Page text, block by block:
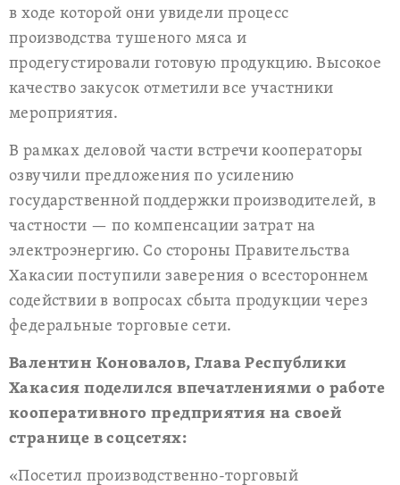
в ходе которой они увидели процесс
производства тушеного мяса и
продегустировали готовую продукцию. Высокое
качество закусок отметили все участники
мероприятия.
В рамках деловой части встречи кооператоры
озвучили предложения по усилению
государственной поддержки производителей, в
частности — по компенсации затрат на
электроэнергию. Со стороны Правительства
Хакасии поступили заверения о всестороннем
содействии в вопросах сбыта продукции через
федеральные торговые сети.
Валентин Коновалов, Глава Республики
Хакасия поделился впечатлениями о работе
кооперативного предприятия на своей
странице в соцсетях:
«Посетил производственно-торговый